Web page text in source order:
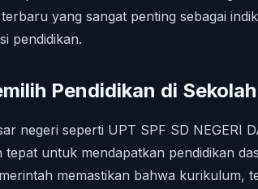
yang sangat penting sebagai
pendidikan.
Pendidikan di
negeri seperti UPT SPF SD NEGERI
tepat untuk mendapatkan pendidikan
memastikan bahwa kurikulum,